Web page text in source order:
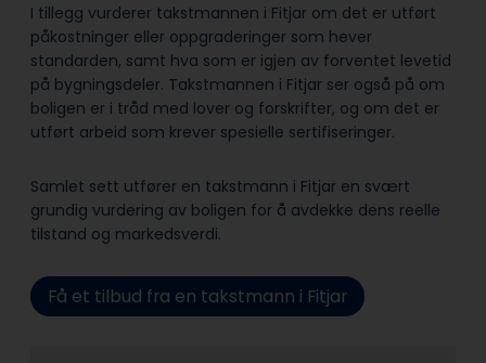
I tillegg vurderer takstmannen i Fitjar om det er utført
påkostninger eller oppgraderinger som hever
standarden, samt hva som er igjen av forventet levetid
på bygningsdeler. Takstmannen i Fitjar ser også på om
boligen er i tråd med lover og forskrifter, og om det er
utført arbeid som krever spesielle sertifiseringer.
Samlet sett utfører en takstmann i Fitjar en svært
grundig vurdering av boligen for å avdekke dens reelle
tilstand og markedsverdi.
Få et tilbud fra en takstmann i Fitjar